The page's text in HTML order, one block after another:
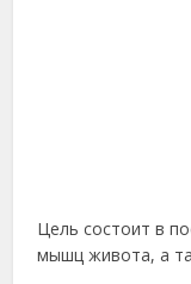
Цель состоит в
мышц живота, а